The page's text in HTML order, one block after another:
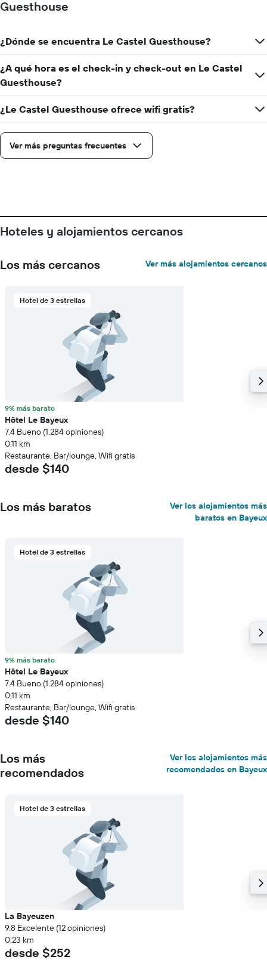
que
días
de
la
semana.
El
muestra
1
eje
Y
que
de
una
habitación
Guesthouse
¿Dónde se encuentra Le Castel Guesthouse?
¿A qué hora es el check-in y check-out en Le Castel
Guesthouse?
¿Le Castel Guesthouse ofrece wifi gratis?
Ver más preguntas frecuentes
Hoteles y alojamientos cercanos
Los más cercanos Ver más alojamientos cercanos
Hotel de 3 estrellas
9% más barato
Hôtel Le Bayeux
7.4 Bueno (1.284 opiniones)
0,11 km
Restaurante, Bar/lounge, Wifi gratis
desde $140
Los más baratos
Ver los alojamientos más
baratos en Bayeux
Hotel de 3 estrellas
9% más barato
Hôtel Le Bayeux
7.4 Bueno (1.284 opiniones)
0,11 km
Restaurante, Bar/lounge, Wifi gratis
desde $140
Los más
recomendados
Ver los alojamientos más
recomendados en Bayeux
Hotel de 3 estrellas
La Bayeuzen
9.8 Excelente (12 opiniones)
0,23 km
desde $252